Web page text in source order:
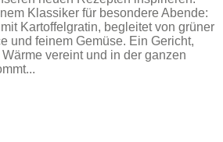
Klassiker für besondere Abende:
Kartoffelgratin, begleitet von grüner
und feinem Gemüse. Ein Gericht,
vereint und in der ganzen